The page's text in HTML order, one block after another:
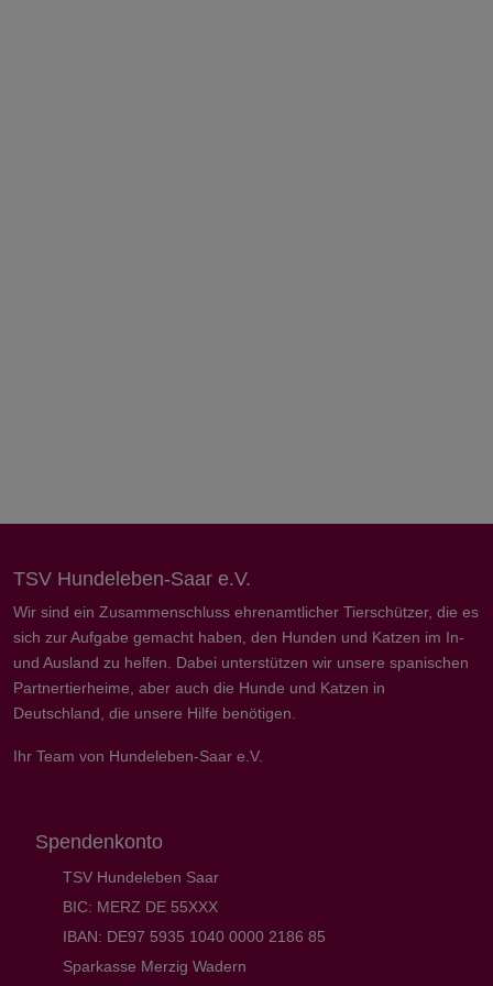
TSV Hundeleben-Saar e.V.
Wir sind ein Zusammenschluss ehrenamtlicher Tierschützer, die es
sich zur Aufgabe gemacht haben, den Hunden und Katzen im In-
und Ausland zu helfen. Dabei unterstützen wir unsere spanischen
Partnertierheime, aber auch die Hunde und Katzen in
Deutschland, die unsere Hilfe benötigen.
Ihr Team von Hundeleben-Saar e.V.
Spendenkonto
TSV Hundeleben Saar
BIC: MERZ DE 55XXX
IBAN: DE97 5935 1040 0000 2186 85
Sparkasse Merzig Wadern